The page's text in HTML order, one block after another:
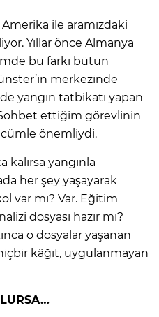
ile aramızdaki
Yıllar önce Almanya
bu farkı bütün
merkezinde
yangın tatbikatı yapan
Sohbet ettiğim görevlinin
cümle önemliydi.
kalırsa yangınla
her şey yaşayarak
var mı? Var. Eğitim
dosyası hazır mı?
o dosyalar yaşanan
kâğıt, uygulanmayan